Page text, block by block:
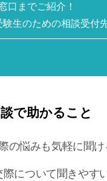
口までご紹介！
生のための相談受付
で助かること
の悩みも気軽に聞け
際について聞きやす